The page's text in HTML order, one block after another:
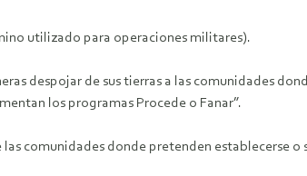
utilizado para operaciones militares).
despojar de sus tierras a las comunidades
los programas Procede o Fanar”.
comunidades donde pretenden establecerse